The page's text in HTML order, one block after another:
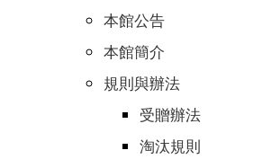
本館公告
本館簡介
規則與辦法
受贈辦法
淘汰規則